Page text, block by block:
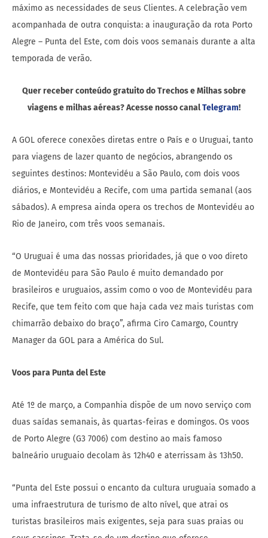
máximo as necessidades de seus Clientes. A celebração vem
acompanhada de outra conquista: a inauguração da rota Porto
Alegre – Punta del Este, com dois voos semanais durante a alta
temporada de verão.
Quer receber conteúdo gratuito do Trechos e Milhas sobre
viagens e milhas aéreas? Acesse nosso canalTelegram!
A GOL oferece conexões diretas entre o País e o Uruguai, tanto
para viagens de lazer quanto de negócios, abrangendo os
seguintes destinos: Montevidéu a São Paulo, com dois voos
diários, e Montevidéu a Recife, com uma partida semanal (aos
sábados). A empresa ainda opera os trechos de Montevidéu ao
Rio de Janeiro, com três voos semanais.
“O Uruguai é uma das nossas prioridades, já que o voo direto
de Montevidéu para São Paulo é muito demandado por
brasileiros e uruguaios, assim como o voo de Montevidéu para
Recife, que tem feito com que haja cada vez mais turistas com
chimarrão debaixo do braço”, afirma Ciro Camargo, Country
Manager da GOL para a América do Sul.
Voos para Punta del Este
Até 1º de março, a Companhia dispõe de um novo serviço com
duas saídas semanais, às quartas-feiras e domingos. Os voos
de Porto Alegre (G3 7006) com destino ao mais famoso
balneário uruguaio decolam às 12h40 e aterrissam às 13h50.
“Punta del Este possui o encanto da cultura uruguaia somado a
uma infraestrutura de turismo de alto nível, que atrai os
turistas brasileiros mais exigentes, seja para suas praias ou